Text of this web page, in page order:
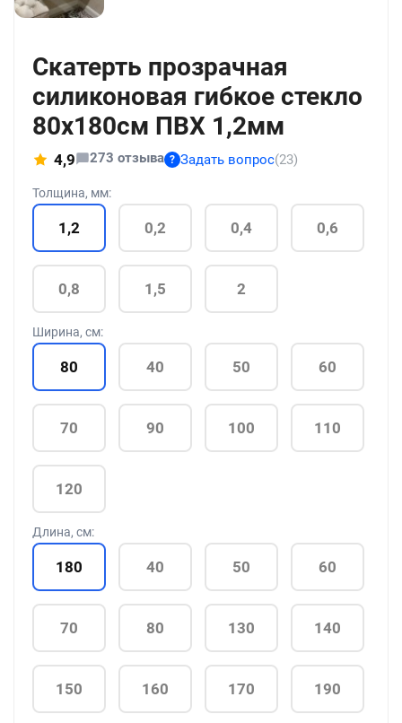
Скатерть прозрачная
силиконовая гибкое стекло
80x180см ПВХ 1,2мм
4,9 273 отзыва ? Задать вопрос(23)
Толщина, мм:
1,2 0,2 0,4 0,6
0,8 1,5 2
Ширина, см:
80 40 50 60
70 90 100 110
120
Длина, см:
180 40 50 60
70 80 130 140
150 160 170 190